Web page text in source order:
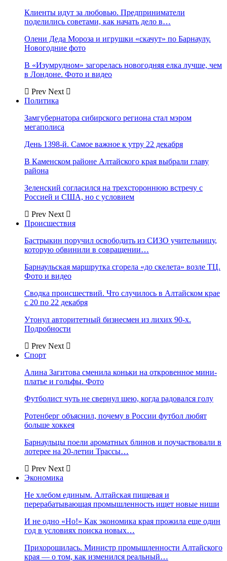
Клиенты идут за любовью. Предприниматели
поделились советами, как начать дело в…
Олени Деда Мороза и игрушки «скачут» по Барнаулу.
Новогодние фото
В «Изумрудном» загорелась новогодняя елка лучше, чем
в Лондоне. Фото и видео
Prev Next
Политика
Замгубернатора сибирского региона стал мэром
мегаполиса
День 1398-й. Самое важное к утру 22 декабря
В Каменском районе Алтайского края выбрали главу
района
Зеленский согласился на трехстороннюю встречу с
Россией и США, но с условием
Prev Next
Происшествия
Бастрыкин поручил освободить из СИЗО учительницу,
которую обвинили в совращении…
Барнаульская маршрутка сгорела «до скелета» возле ТЦ.
Фото и видео
Сводка происшествий. Что случилось в Алтайском крае
с 20 по 22 декабря
Утонул авторитетный бизнесмен из лихих 90-х.
Подробности
Prev Next
Спорт
Алина Загитова сменила коньки на откровенное мини-
платье и гольфы. Фото
Футболист чуть не свернул шею, когда радовался голу
Ротенберг объяснил, почему в России футбол любят
больше хоккея
Барнаульцы поели ароматных блинов и поучаствовали в
лотерее на 20-летии Трассы…
Prev Next
Экономика
Не хлебом единым. Алтайская пищевая и
перерабатывающая промышленность ищет новые ниши
И не одно «Но!» Как экономика края прожила еще один
год в условиях поиска новых…
Прихорошилась. Министр промышленности Алтайского
края — о том, как изменился реальный…